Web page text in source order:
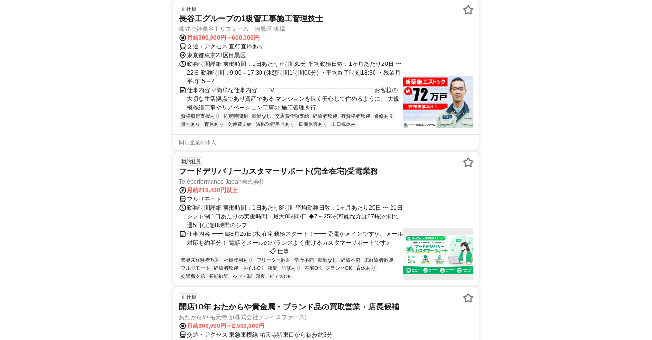
正社員
長谷工グループの1級管工事施工管理技士
株式会社長谷工リフォーム 目黒区 現場
月給300,000円～600,000円
交通・アクセス 直行直帰あり
東京都東京23区目黒区
勤務時間詳細 実働時間：1日あたり7時間30分 平均勤務日数：1ヶ月あたり20日 〜
22日 勤務時間：9:00～17:30 (休憩時間1時間00分) ・平均終了時刻18:30 ・残業月
平均15～2...
仕事内容 ✅簡単な仕事内容 ￣￣V￣￣￣￣￣￣￣￣￣￣￣￣￣￣￣￣￣ お客様の
大切な生活拠点であり資産である マンションを長く安心して住めるように、 大規
模修繕工事やリノベーション工事の 施工管理を行...
資格取得支援あり 固定時間制 転勤なし 交通費全額支給 経験者歓迎 有資格者歓迎
研修あり
賞与あり
育休あり 交通費支給 資格取得手当あり 長期休暇あり 土日祝休み
同じ企業の求人
契約社員
フードデリバリーカスタマーサポート(完全在宅)受電業務
Teleperformance Japan株式会社
月給218,400円以上
フルリモート
勤務時間詳細 実働時間：1日あたり8時間 平均勤務日数：1ヶ月あたり20日 〜 21日
シフト制 1日あたりの実働時間：最大8時間/日 ◆7～25時(可能な方は27時)の間で
週5日/実働8時間のシフ...
仕事内容 ━━ 📅8月26日(水)在宅勤務スタート！━━ 受電がメインですが、メール
対応も約半分！ 電話とメールのバランスよく働けるカスタマーサポートです♪
━━━━━━━━━━━━━━ 📋 仕事...
業界未経験者歓迎 社員登用あり フリーター歓迎 学歴不問 転勤なし 経験不問
未経験者歓迎
フルリモート
経験者歓迎 ネイルOK 夜間 研修あり 在宅OK ブランクOK
育休あり
交通費支給
長期歓迎 シフト制 深夜 ピアスOK
正社員
開店10年 おたからや貴金属・ブランド品の買取営業・店長候補
おたからや 祐天寺店(株式会社グレイスファース)
月給300,000円～2,500,000円
交通・アクセス 東急東横線 祐天寺駅東口から徒歩約3分